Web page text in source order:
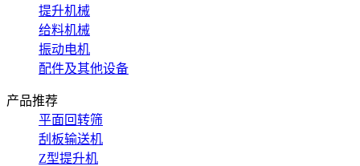
提升机械
给料机械
振动电机
配件及其他设备
产品推荐
平面回转筛
刮板输送机
Z型提升机